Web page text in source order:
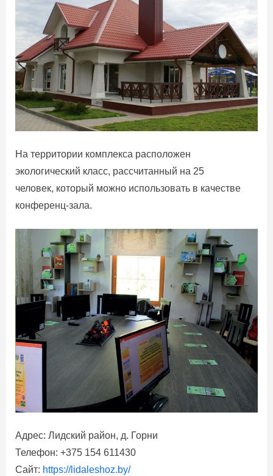
На территории комплекса расположен
экологический класс, рассчитанный на 25
человек, который можно использовать в качестве
конференц-зала.
Адрес: Лидский район, д. Горни
Телефон: +375 154 611430
Сайт: https://lidaleshoz.by/